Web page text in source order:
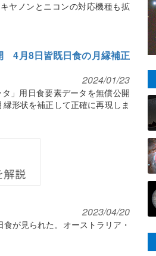
ヤノンとニコンの対応機種も拡
4月8日皆既日食の月縁補正
2024/01/23
」用日食要素データを無償公開
形状を補正して正確に再現しま
2023/04/20
が見られた。オーストラリア・